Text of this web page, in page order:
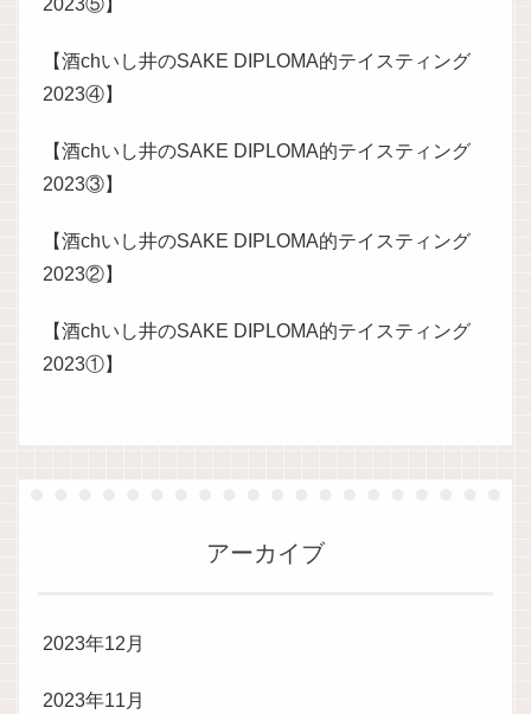
【酒chいし井のSAKE DIPLOMA的テイスティング
2023④】
【酒chいし井のSAKE DIPLOMA的テイスティング
2023③】
【酒chいし井のSAKE DIPLOMA的テイスティング
2023②】
【酒chいし井のSAKE DIPLOMA的テイスティング
2023①】
アーカイブ
2023年12月
2023年11月